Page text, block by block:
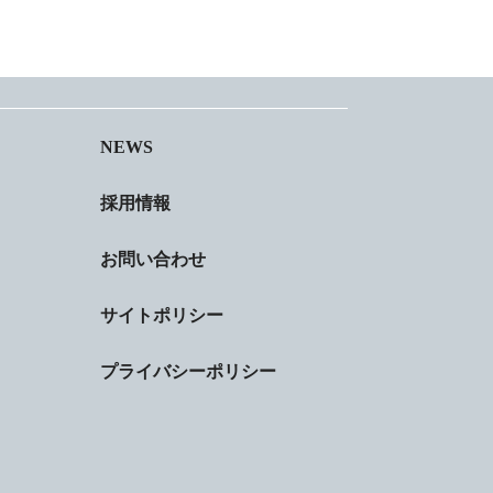
NEWS
採用情報
お問い合わせ
サイトポリシー
プライバシーポリシー